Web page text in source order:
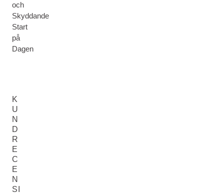
och
Skyddande
Start
på
Dagen
K
U
N
D
R
E
C
E
N
SI